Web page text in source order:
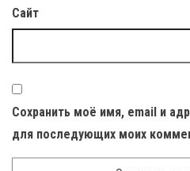
Сайт
Сохранить моё имя, email и
для последующих моих